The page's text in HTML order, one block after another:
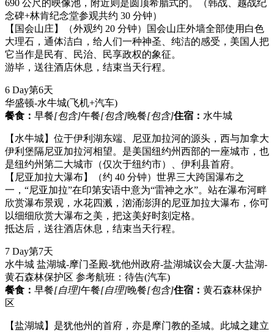
690 公尺的映像池，附近则是圆顶希腊式的。（韩战、越战纪
念碑+林肯纪念堂参观共约 30 分钟）
【国会山庄】（外观约 20 分钟）国会山庄外墙全部使用白色
大理石，通体洁白，给人们一种神圣、纯洁的感受，美国人把
它当作是民有、民治、民享政权的象征。
游毕，送往酒店休息，结束当天行程。
6 Day第6天
华盛顿-水牛城(飞机+汽车)
餐食： 早餐[包含]午餐[包含]晚餐[包含]住宿： 水牛城
【水牛城】位于伊利湖东端、尼亚加拉河的源头，西与加拿大
伊利堡隔尼亚加拉河相望。是美国纽约州西部的一座城市，也
是纽约州第二大城市（仅次于纽约市）、伊利县首府。
【尼亚加拉大瀑布】（约 40 分钟）世界三大跨国瀑布之
一，“尼亚加拉”在印第安语中意为“雷神之水”。站在瀑布河畔
欣赏瀑布景观，水花四溅，汹涌澎湃的尼亚加拉大瀑布，你可
以细细欣赏大瀑布之美，把这美好时刻定格。
抵达后，送往酒店休息，结束当天行程。
7 Day第7天
水牛城 盐湖城-摩门圣殿-犹他州政府-盐湖城议会大厦-大盐湖-
黄石森林保护区 参考航班：待告(汽车)
餐食： 早餐[自理]午餐[自理]晚餐[包含]住宿： 黄石森林保护
区
【盐湖城】是犹他州的首府，亦是摩门教的圣城。此城之建立